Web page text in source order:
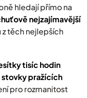
hledají přímo na
nejzajímavější
těch nejlepších
tisíc hodin
pražících
pro rozmanitost